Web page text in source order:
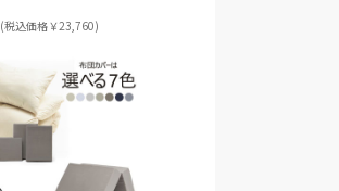
(税込価格￥23,760)